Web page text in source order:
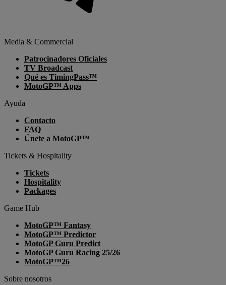
Media & Commercial
Patrocinadores Oficiales
TV Broadcast
Qué es TimingPass™
MotoGP™ Apps
Ayuda
Contacto
FAQ
Únete a MotoGP™
Tickets & Hospitality
Tickets
Hospitality
Packages
Game Hub
MotoGP™ Fantasy
MotoGP™ Predictor
MotoGP Guru Predict
MotoGP Guru Racing 25/26
MotoGP™26
Sobre nosotros